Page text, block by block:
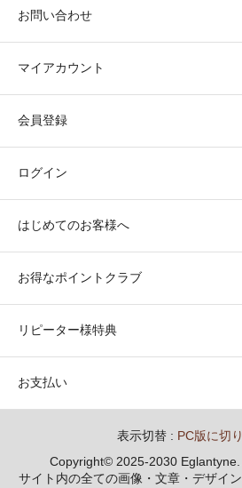
お問い合わせ
マイアカウント
会員登録
ログイン
はじめてのお客様へ
お得なポイントクラブ
リピーター様特典
お支払い
表示切替 : PC版に切
Copyright© 2025-2030 Eglantyne.
サイト内の全ての画像・文章・デザイ